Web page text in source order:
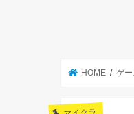
HOME ゲー